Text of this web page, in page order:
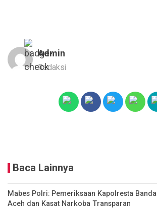
Admin
Redaksi
Baca Lainnya
Mabes Polri: Pemeriksaan Kapolresta Banda
Aceh dan Kasat Narkoba Transparan